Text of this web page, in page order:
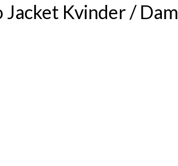
Jacket Kvinder /